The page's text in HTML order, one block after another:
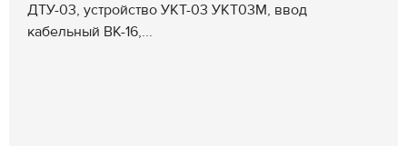
ДТУ-03, устройство УКТ-03 УКТ03М, ввод
кабельный ВК-16,...